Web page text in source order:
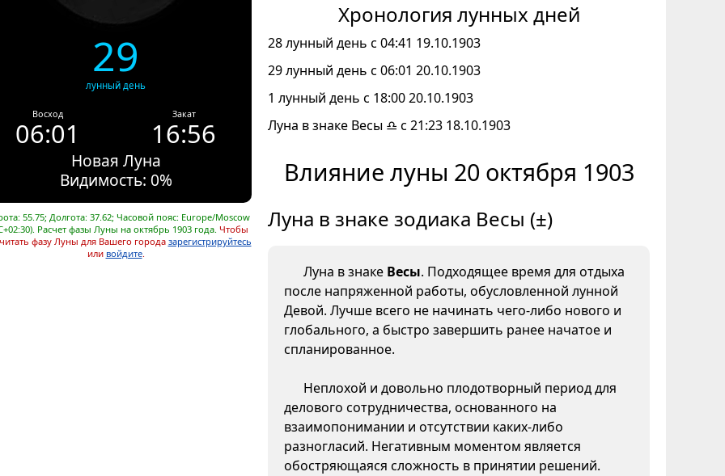
29
лунный день
Восход
06:01
Закат
16:56
Новая Луна
Видимость: 0%
55.75; Долгота: 37.62; Часовой пояс: Europe/Moscow
Расчет фазы Луны на октябрь 1903 года. Чтобы
фазу Луны для Вашего города зарегистрируйтесь
или войдите.
Хронология лунных дней
28 лунный день с 04:41 19.10.1903
29 лунный день с 06:01 20.10.1903
1 лунный день с 18:00 20.10.1903
Луна в знаке Весы ♎ с 21:23 18.10.1903
Влияние луны 20 октября 1903
Луна в знаке зодиака Весы (±)
Луна в знаке Весы. Подходящее время для отдыха
после напряженной работы, обусловленной лунной
Девой. Лучше всего не начинать чего-либо нового и
глобального, а быстро завершить ранее начатое и
спланированное.
Неплохой и довольно плодотворный период для
делового сотрудничества, основанного на
взаимопонимании и отсутствии каких-либо
разногласий. Негативным моментом является
обостряющаяся сложность в принятии решений.